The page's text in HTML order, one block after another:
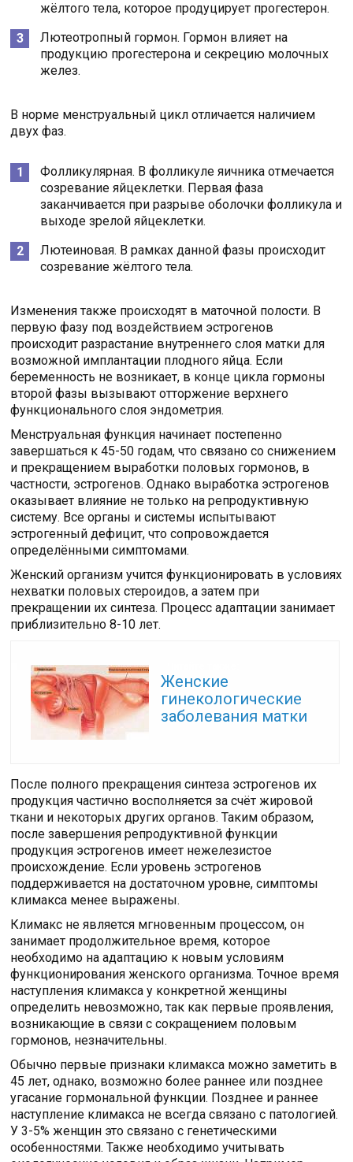
жёлтого тела, которое продуцирует прогестерон.
Лютеотропный гормон. Гормон влияет на
продукцию прогестерона и секрецию молочных
желез.
В норме менструальный цикл отличается наличием
двух фаз.
Фолликулярная. В фолликуле яичника отмечается
созревание яйцеклетки. Первая фаза
заканчивается при разрыве оболочки фолликула и
выходе зрелой яйцеклетки.
Лютеиновая. В рамках данной фазы происходит
созревание жёлтого тела.
Изменения также происходят в маточной полости. В
первую фазу под воздействием эстрогенов
происходит разрастание внутреннего слоя матки для
возможной имплантации плодного яйца. Если
беременность не возникает, в конце цикла гормоны
второй фазы вызывают отторжение верхнего
функционального слоя эндометрия.
Менструальная функция начинает постепенно
завершаться к 45-50 годам, что связано со снижением
и прекращением выработки половых гормонов, в
частности, эстрогенов. Однако выработка эстрогенов
оказывает влияние не только на репродуктивную
систему. Все органы и системы испытывают
эстрогенный дефицит, что сопровождается
определёнными симптомами.
Женский организм учится функционировать в условиях
нехватки половых стероидов, а затем при
прекращении их синтеза. Процесс адаптации занимает
приблизительно 8-10 лет.
Женские
гинекологические
заболевания матки
После полного прекращения синтеза эстрогенов их
продукция частично восполняется за счёт жировой
ткани и некоторых других органов. Таким образом,
после завершения репродуктивной функции
продукция эстрогенов имеет нежелезистое
происхождение. Если уровень эстрогенов
поддерживается на достаточном уровне, симптомы
климакса менее выражены.
Климакс не является мгновенным процессом, он
занимает продолжительное время, которое
необходимо на адаптацию к новым условиям
функционирования женского организма. Точное время
наступления климакса у конкретной женщины
определить невозможно, так как первые проявления,
возникающие в связи с сокращением половым
гормонов, незначительны.
Обычно первые признаки климакса можно заметить в
45 лет, однако, возможно более раннее или позднее
угасание гормональной функции. Позднее и раннее
наступление климакса не всегда связано с патологией.
У 3-5% женщин это связано с генетическими
особенностями. Также необходимо учитывать